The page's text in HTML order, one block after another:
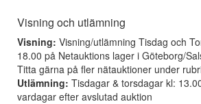
Visning och utlämning
Visning: Visning/utlämning Tisdag och
18.00 på Netauktions lager i Göteborg/
Titta gärna på fler nätauktioner under
Utlämning: Tisdagar & torsdagar kl:
vardagar efter avslutad auktion